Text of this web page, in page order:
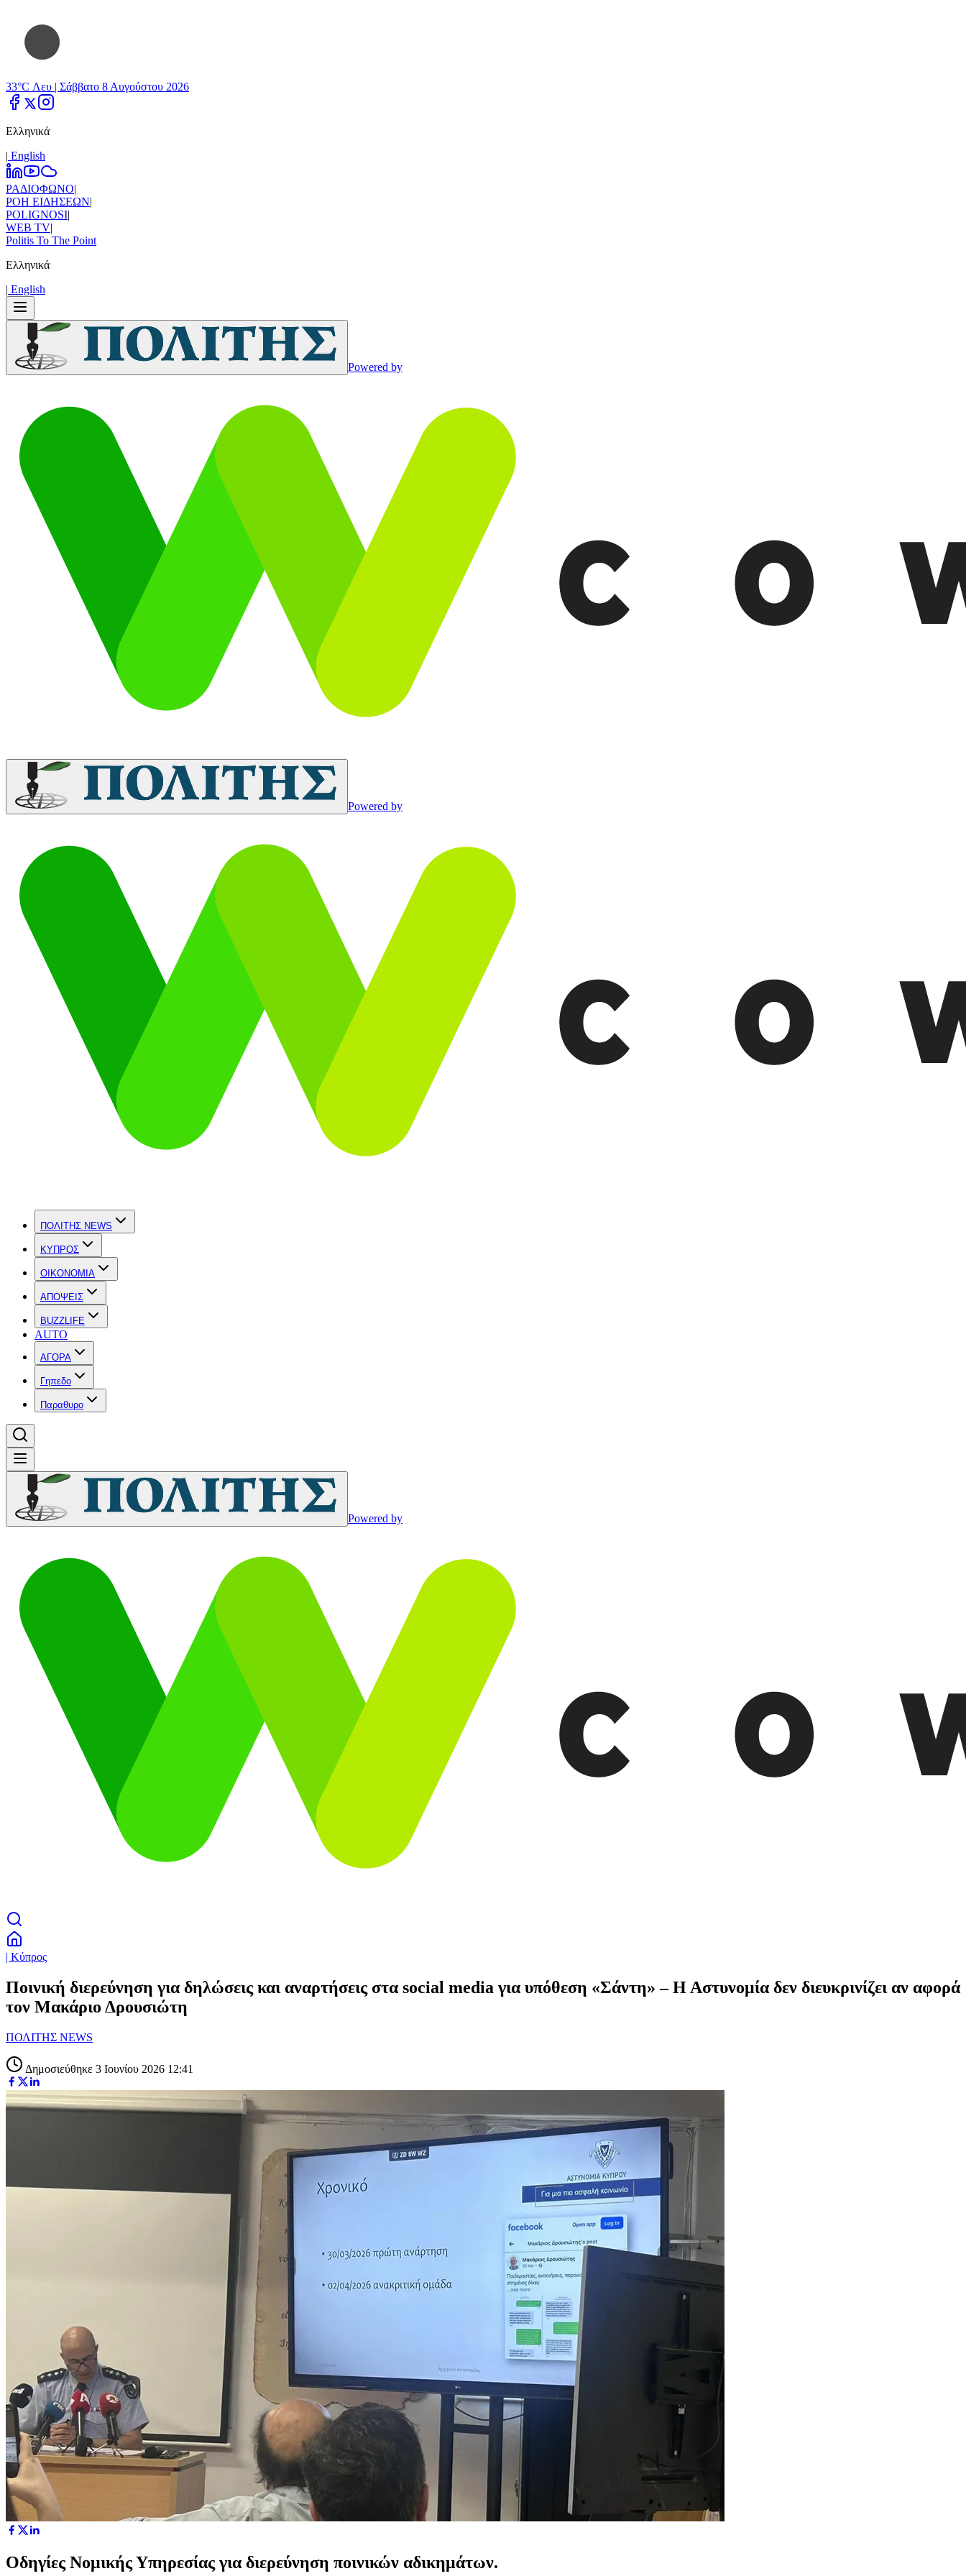
33°C Λευ | Σάββατο 8 Αυγούστου 2026
Ελληνικά
| Εnglish
ΡΑΔΙΟΦΩΝΟ|
ΡΟΗ ΕΙΔΗΣΕΩΝ|
POLIGNOSI|
WEB TV|
Politis To The Point
Ελληνικά
| Εnglish
Powered by
Powered by
ΠΟΛΙΤΗΣ NEWS
ΚΥΠΡΟΣ
OIKONOMIA
ΑΠΟΨΕΙΣ
BUZZLIFE
AUTO
ΑΓΟΡΑ
Γηπεδο
Παραθυρο
Powered by
| Κύπρος
Ποινική διερεύνηση για δηλώσεις και αναρτήσεις στα social media για υπόθεση «Σάντη» – Η Αστυνομία δεν διευκρινίζει αν αφορά
τον Μακάριο Δρουσιώτη
ΠΟΛΙΤΗΣ NEWS
Δημοσιεύθηκε 3 Ιουνίου 2026 12:41
Οδηγίες Νομικής Υπηρεσίας για διερεύνηση ποινικών αδικημάτων.